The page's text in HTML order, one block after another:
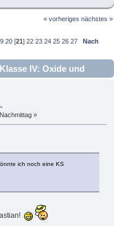
« vorheriges nächstes »
20 [21]22 23 24 25 26 27
Nach
IV: Oxide und
»
ich noch eine KS